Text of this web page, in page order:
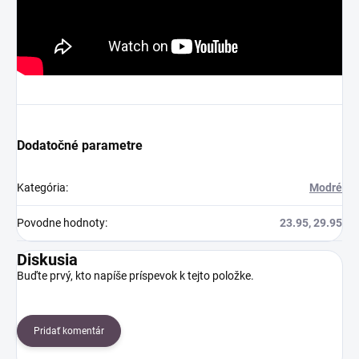
Dodatočné parametre
Kategória: Modré
Povodne hodnoty: 23.95, 29.95
Diskusia
Buďte prvý, kto napíše príspevok k tejto položke.
Pridať komentár